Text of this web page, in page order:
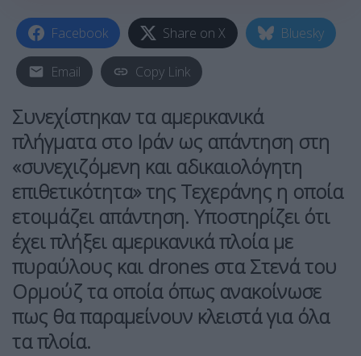
Facebook Share on X Bluesky
Email Copy Link
Συνεχίστηκαν τα αμερικανικά
πλήγματα στο Ιράν ως απάντηση στη
«συνεχιζόμενη και αδικαιολόγητη
επιθετικότητα» της Τεχεράνης η οποία
ετοιμάζει απάντηση. Υποστηρίζει ότι
έχει πλήξει αμερικανικά πλοία με
πυραύλους και drones στα Στενά του
Ορμούζ τα οποία όπως ανακοίνωσε
πως θα παραμείνουν κλειστά για όλα
τα πλοία.